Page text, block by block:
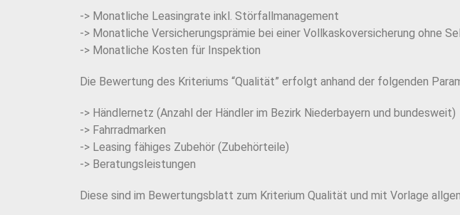
-> Monatliche Leasingrate inkl. Störfallmanagement
-> Monatliche Versicherungsprämie bei einer Vollkaskoversicherung ohne
-> Monatliche Kosten für Inspektion
Die Bewertung des Kriteriums “Qualität” erfolgt anhand der folgenden
-> Händlernetz (Anzahl der Händler im Bezirk Niederbayern und bundesweit)
-> Fahrradmarken
-> Leasing fähiges Zubehör (Zubehörteile)
-> Beratungsleistungen
Diese sind im Bewertungsblatt zum Kriterium Qualität und mit Vorlage